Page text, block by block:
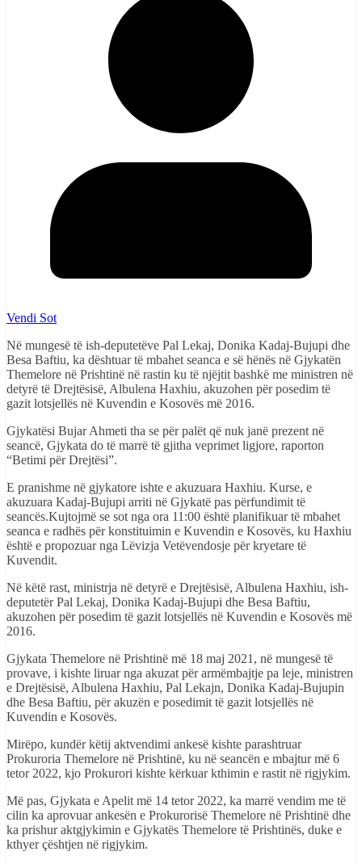
Vendi Sot
Në mungesë të ish-deputetëve Pal Lekaj, Donika Kadaj-Bujupi dhe
Besa Baftiu, ka dështuar të mbahet seanca e së hënës në Gjykatën
Themelore në Prishtinë në rastin ku të njëjtit bashkë me ministren në
detyrë të Drejtësisë, Albulena Haxhiu, akuzohen për posedim të
gazit lotsjellës në Kuvendin e Kosovës më 2016.
Gjykatësi Bujar Ahmeti tha se për palët që nuk janë prezent në
seancë, Gjykata do të marrë të gjitha veprimet ligjore, raporton
“Betimi për Drejtësi”.
E pranishme në gjykatore ishte e akuzuara Haxhiu. Kurse, e
akuzuara Kadaj-Bujupi arriti në Gjykatë pas përfundimit të
seancës.Kujtojmë se sot nga ora 11:00 është planifikuar të mbahet
seanca e radhës për konstituimin e Kuvendin e Kosovës, ku Haxhiu
është e propozuar nga Lëvizja Vetëvendosje për kryetare të
Kuvendit.
Në këtë rast, ministrja në detyrë e Drejtësisë, Albulena Haxhiu, ish-
deputetër Pal Lekaj, Donika Kadaj-Bujupi dhe Besa Baftiu,
akuzohen për posedim të gazit lotsjellës në Kuvendin e Kosovës më
2016.
Gjykata Themelore në Prishtinë më 18 maj 2021, në mungesë të
provave, i kishte liruar nga akuzat për armëmbajtje pa leje, ministren
e Drejtësisë, Albulena Haxhiu, Pal Lekajn, Donika Kadaj-Bujupin
dhe Besa Baftiu, për akuzën e posedimit të gazit lotsjellës në
Kuvendin e Kosovës.
Mirëpo, kundër këtij aktvendimi ankesë kishte parashtruar
Prokuroria Themelore në Prishtinë, ku në seancën e mbajtur më 6
tetor 2022, kjo Prokurori kishte kërkuar kthimin e rastit në rigjykim.
Më pas, Gjykata e Apelit më 14 tetor 2022, ka marrë vendim me të
cilin ka aprovuar ankesën e Prokurorisë Themelore në Prishtinë dhe
ka prishur aktgjykimin e Gjykatës Themelore të Prishtinës, duke e
kthyer çështjen në rigjykim.